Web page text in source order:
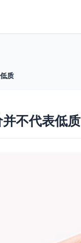
质
不代表低质